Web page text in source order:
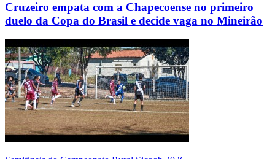
Cruzeiro empata com a Chapecoense no primeiro
duelo da Copa do Brasil e decide vaga no Mineirão